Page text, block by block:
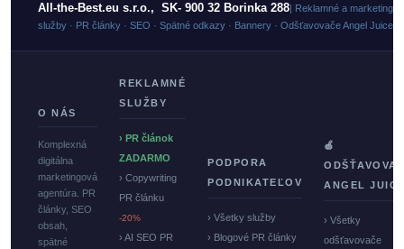
All-the-Best.eu s.r.o., SK- 900 32 Borinka 288 | Reklamné a
služby · PR články · SEO · Spätné odkazy · Bannery · Odšťavovače Angel Juicer
O NÁS
Komplexná
digitálna
marketingová
agentúra. PR
články, SEO
obsah,
spätné
REKLAMNÉ
SLUŽBY
› PR článok
ZADARMO
› Copywriting
PR článku
-20%
› AI SEO PR
PODPORA
PODNIKATEĽOV
› Všetky služby
› Blogové PR články
🍏
ANGEL
› Všetky
odšťavovače